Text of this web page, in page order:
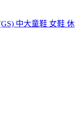
中大童鞋 女鞋 休